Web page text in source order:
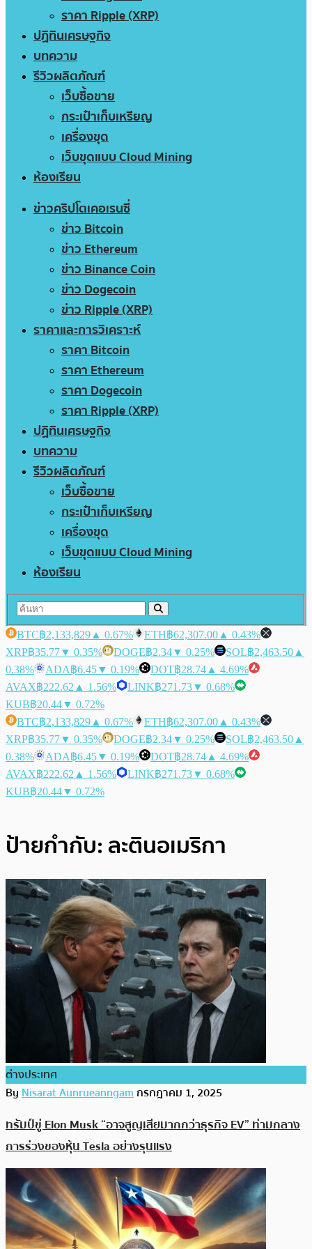
ราคา Ripple (XRP)
ปฏิทินเศรษฐกิจ
บทความ
รีวิวผลิตภัณฑ์
เว็บซื้อขาย
กระเป๋าเก็บเหรียญ
เครื่องขุด
เว็บขุดแบบ Cloud Mining
ห้องเรียน
ข่าวคริปโตเคอเรนซี่
ข่าว Bitcoin
ข่าว Ethereum
ข่าว Binance Coin
ข่าว Dogecoin
ข่าว Ripple (XRP)
ราคาและการวิเคราะห์
ราคา Bitcoin
ราคา Ethereum
ราคา Dogecoin
ราคา Ripple (XRP)
ปฏิทินเศรษฐกิจ
บทความ
รีวิวผลิตภัณฑ์
เว็บซื้อขาย
กระเป๋าเก็บเหรียญ
เครื่องขุด
เว็บขุดแบบ Cloud Mining
ห้องเรียน
BTC฿2,133,829 ▲ 0.67% ETH฿62,307.00 ▲ 0.43%
XRP฿35.77▼ 0.35% DOGE฿2.34▼ 0.25% SOL฿2,463.50 ▲
0.38%
ADA฿6.45▼ 0.19% DOT฿28.74 ▲ 4.69%
AVAX฿222.62 ▲ 1.56% LINK฿271.73▼ 0.68%
KUB฿20.44▼ 0.72%
BTC฿2,133,829 ▲ 0.67% ETH฿62,307.00 ▲ 0.43%
XRP฿35.77▼ 0.35% DOGE฿2.34▼ 0.25% SOL฿2,463.50 ▲
0.38%
ADA฿6.45▼ 0.19% DOT฿28.74 ▲ 4.69%
AVAX฿222.62 ▲ 1.56% LINK฿271.73▼ 0.68%
KUB฿20.44▼ 0.72%
ป้ายกำกับ: ละตินอเมริกา
ต่างประเทศ
ByNisarat Aunrueanngamกรกฎาคม 1, 2025
ทรัมป์ขู่ Elon Musk “อาจสูญเสียมากกว่าธุรกิจ EV” ท่ามกลาง
การร่วงของหุ้น Tesla อย่างรุนแรง